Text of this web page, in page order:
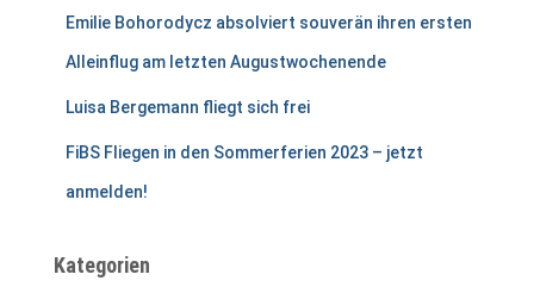
Emilie Bohorodycz absolviert souverän ihren ersten
Alleinflug am letzten Augustwochenende
Luisa Bergemann fliegt sich frei
FiBS Fliegen in den Sommerferien 2023 – jetzt
anmelden!
Kategorien